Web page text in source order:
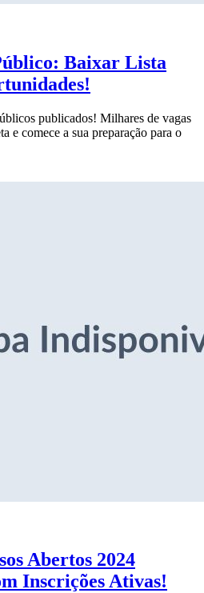
Baixar Lista
publicados! Milhares de vagas
e comece a sua preparação para o
Abertos 2024
Inscrições Ativas!